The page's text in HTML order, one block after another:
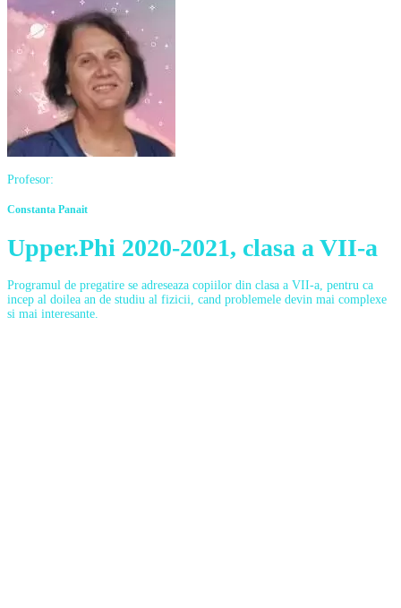
Profesor:
Constanta Panait
Upper.Phi 2020-2021, clasa a VII-a
Programul de pregatire se adreseaza copiilor din clasa a VII-a, pentru ca
incep al doilea an de studiu al fizicii, cand problemele devin mai complexe
si mai interesante.